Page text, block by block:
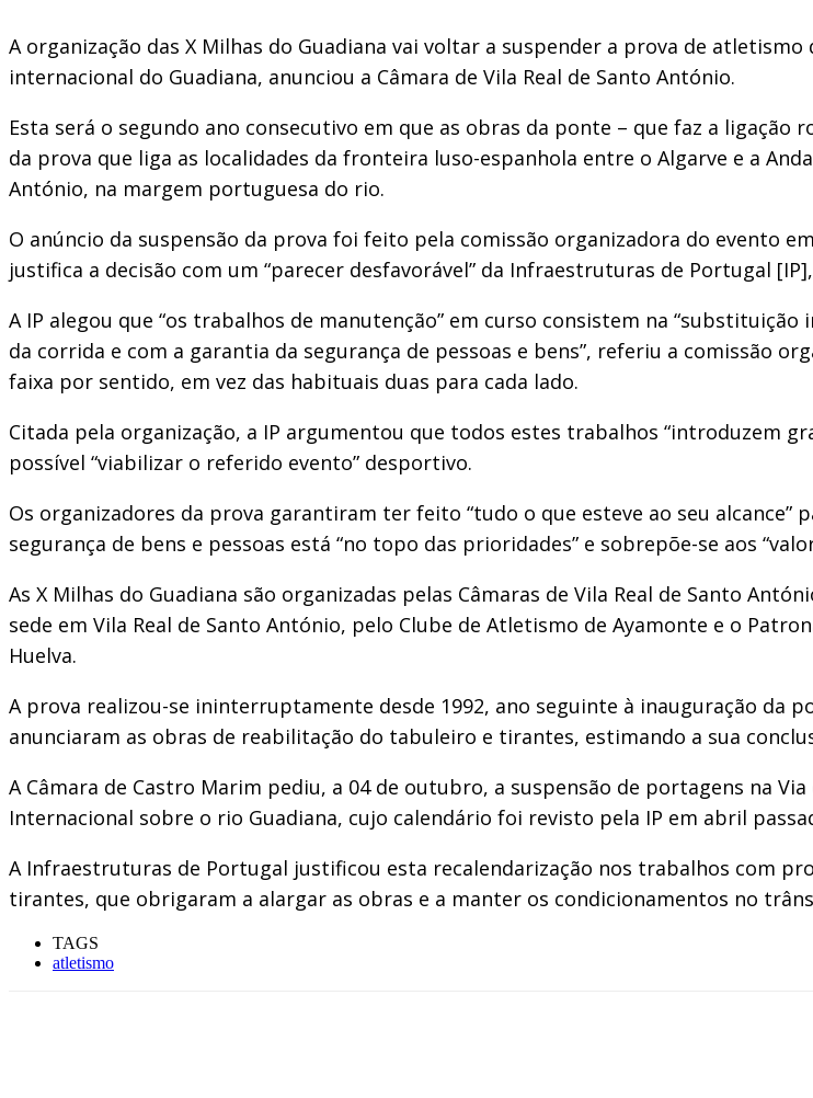
A organização das X Milhas do Guadiana vai voltar a suspender a prova de
internacional do Guadiana, anunciou a Câmara de Vila Real de Santo António.
Esta será o segundo ano consecutivo em que as obras da ponte – que faz a
da prova que liga as localidades da fronteira luso-espanhola entre o Algarve e a
António, na margem portuguesa do rio.
O anúncio da suspensão da prova foi feito pela comissão organizadora do evento
justifica a decisão com um “parecer desfavorável” da Infraestruturas de Portugal
A IP alegou que “os trabalhos de manutenção” em curso consistem na
da corrida e com a garantia da segurança de pessoas e bens”, referiu a comissão
faixa por sentido, em vez das habituais duas para cada lado.
Citada pela organização, a IP argumentou que todos estes trabalhos “introduzem
possível “viabilizar o referido evento” desportivo.
Os organizadores da prova garantiram ter feito “tudo o que esteve ao seu alcance”
segurança de bens e pessoas está “no topo das prioridades” e sobrepõe-se aos
As X Milhas do Guadiana são organizadas pelas Câmaras de Vila Real de Santo
sede em Vila Real de Santo António, pelo Clube de Atletismo de Ayamonte e o
Huelva.
A prova realizou-se ininterruptamente desde 1992, ano seguinte à inauguração da
anunciaram as obras de reabilitação do tabuleiro e tirantes, estimando a sua
A Câmara de Castro Marim pediu, a 04 de outubro, a suspensão de portagens na
Internacional sobre o rio Guadiana, cujo calendário foi revisto pela IP em abril
A Infraestruturas de Portugal justificou esta recalendarização nos trabalhos com
tirantes, que obrigaram a alargar as obras e a manter os condicionamentos no
TAGS
atletismo